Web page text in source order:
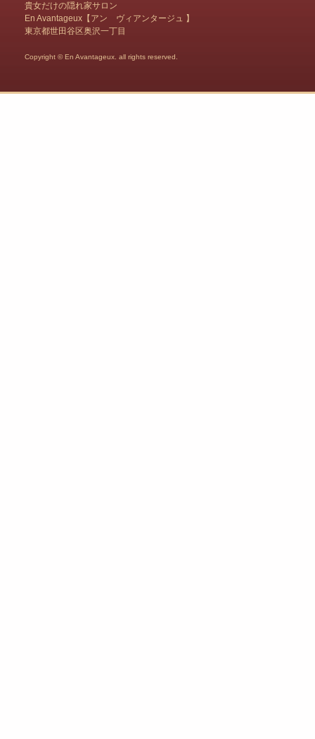
貴女だけの隠れ家サロン
En Avantageux【アン ヴィアンタージュ 】
東京都世田谷区奥沢一丁目
Copyright © En Avantageux. all rights reserved.